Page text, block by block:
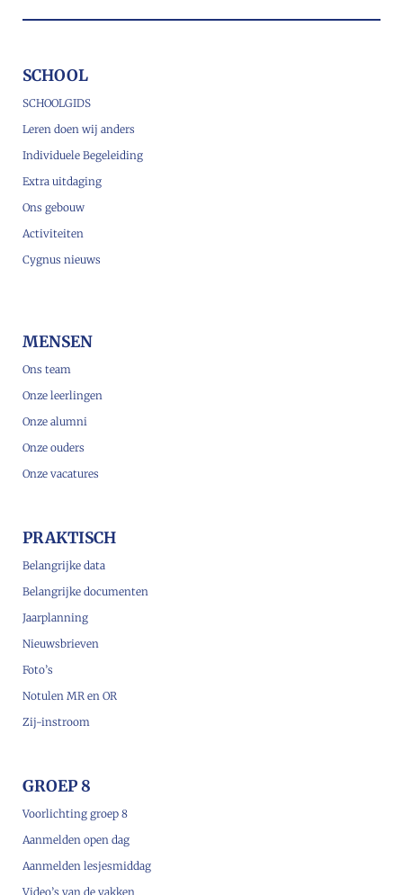
SCHOOL
SCHOOLGIDS
Leren doen wij anders
Individuele Begeleiding
Extra uitdaging
Ons gebouw
Activiteiten
Cygnus nieuws
MENSEN
Ons team
Onze leerlingen
Onze alumni
Onze ouders
Onze vacatures
PRAKTISCH
Belangrijke data
Belangrijke documenten
Jaarplanning
Nieuwsbrieven
Foto’s
Notulen MR en OR
Zij-instroom
GROEP 8
Voorlichting groep 8
Aanmelden open dag
Aanmelden lesjesmiddag
Video’s van de vakken